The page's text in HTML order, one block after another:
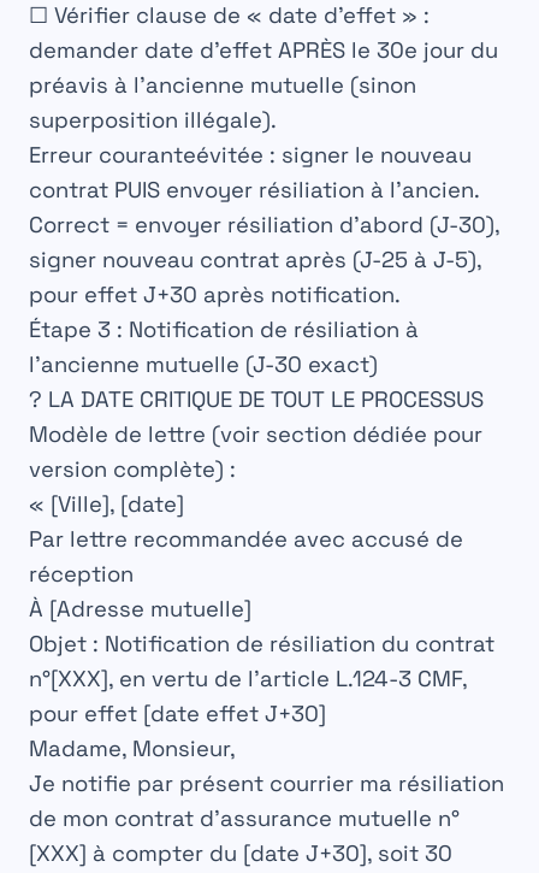
☐ Vérifier clause de « date d’effet » :
demander date d’effet APRÈS le 30e jour du
préavis à l’ancienne mutuelle (sinon
superposition illégale).
Erreur couranteévitée : signer le nouveau
contrat PUIS envoyer résiliation à l’ancien.
Correct = envoyer résiliation d’abord (J-30),
signer nouveau contrat après (J-25 à J-5),
pour effet J+30 après notification.
Étape 3 : Notification de résiliation à
l’ancienne mutuelle (J-30 exact)
? LA DATE CRITIQUE DE TOUT LE PROCESSUS
Modèle de lettre (voir section dédiée pour
version complète) :
« [Ville], [date]
Par lettre recommandée avec accusé de
réception
À [Adresse mutuelle]
Objet : Notification de résiliation du contrat
n°[XXX], en vertu de l’article L.124-3 CMF,
pour effet [date effet J+30]
Madame, Monsieur,
Je notifie par présent courrier ma résiliation
de mon contrat d’assurance mutuelle n°
[XXX] à compter du [date J+30], soit 30